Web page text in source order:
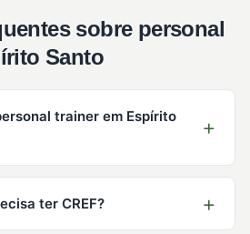
sobre personal
Santo
trainer em Espírito
ter CREF?